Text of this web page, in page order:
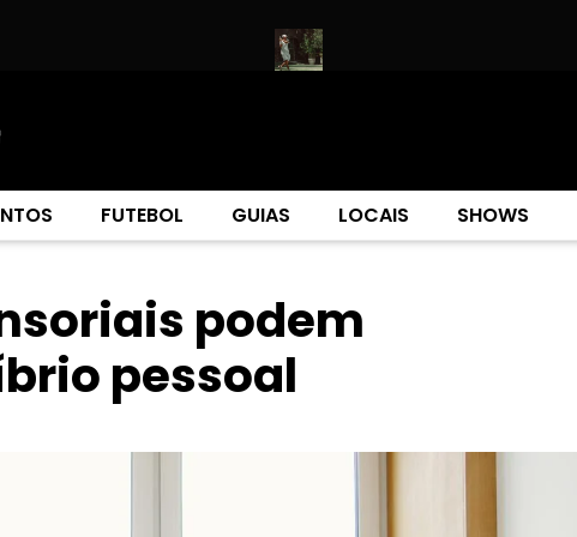
por shows e eventos!
FUTEBOL GUIAS LOCAIS SHOWS
podem
pessoal